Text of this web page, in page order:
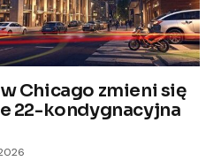
Chicago zmieni się
22-kondygnacyjna